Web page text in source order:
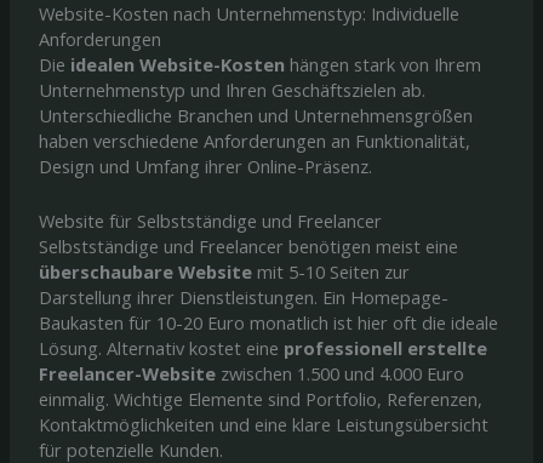
Website-Kosten nach Unternehmenstyp: Individuelle
Anforderungen
Die idealen Website-Kosten hängen stark von Ihrem
Unternehmenstyp und Ihren Geschäftszielen ab.
Unterschiedliche Branchen und Unternehmensgrößen
haben verschiedene Anforderungen an Funktionalität,
Design und Umfang ihrer Online-Präsenz.
Website für Selbstständige und Freelancer
Selbstständige und Freelancer benötigen meist eine
überschaubare Websitemit 5-10 Seiten zur
Darstellung ihrer Dienstleistungen. Ein Homepage-
Baukasten für 10-20 Euro monatlich ist hier oft die ideale
Lösung. Alternativ kostet eine professionell erstellte
Freelancer-Websitezwischen 1.500 und 4.000 Euro
einmalig. Wichtige Elemente sind Portfolio, Referenzen,
Kontaktmöglichkeiten und eine klare Leistungsübersicht
für potenzielle Kunden.